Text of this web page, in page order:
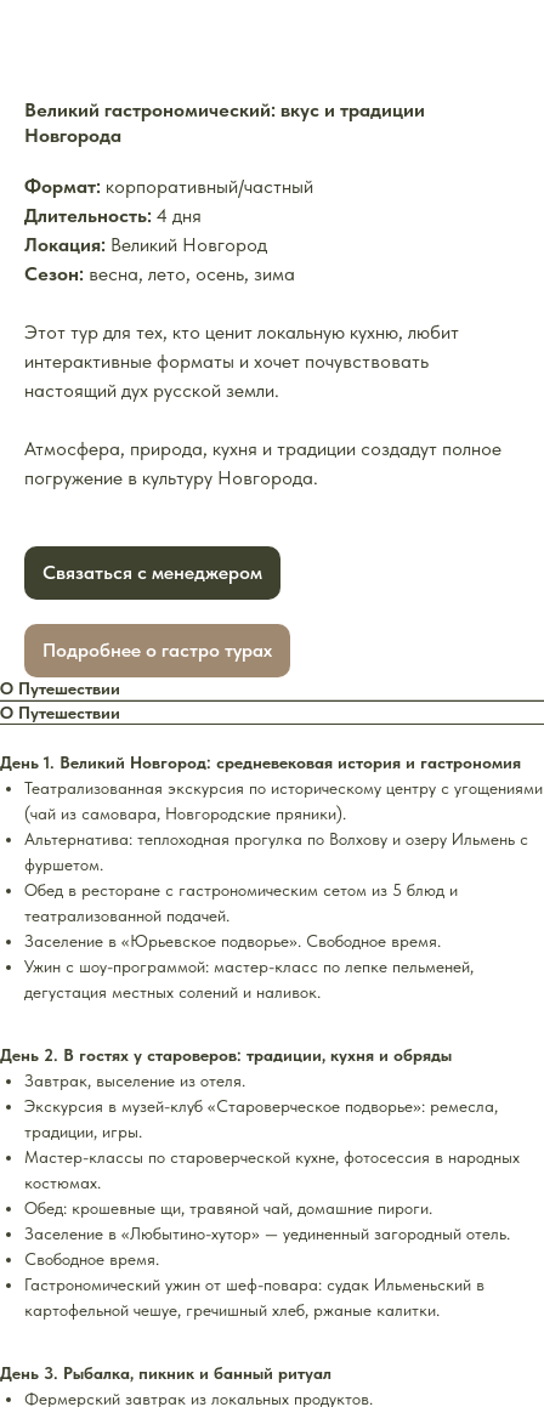
Великий гастрономический: вкус и традиции
Новгорода
Формат: корпоративный/частный
Длительность: 4 дня
Локация: Великий Новгород
Сезон: весна, лето, осень, зима
Этот тур для тех, кто ценит локальную кухню, любит
интерактивные форматы и хочет почувствовать
настоящий дух русской земли.
Атмосфера, природа, кухня и традиции создадут полное
погружение в культуру Новгорода.
Связаться с менеджером
Подробнее о гастро турах
О Путешествии
О Путешествии
День 1. Великий Новгород: средневековая история и гастрономия
Театрализованная экскурсия по историческому центру с угощениями
(чай из самовара, Новгородские пряники).
Альтернатива: теплоходная прогулка по Волхову и озеру Ильмень с
фуршетом.
Обед в ресторане с гастрономическим сетом из 5 блюд и
театрализованной подачей.
Заселение в «Юрьевское подворье». Свободное время.
Ужин с шоу-программой: мастер-класс по лепке пельменей,
дегустация местных солений и наливок.
День 2. В гостях у староверов: традиции, кухня и обряды
Завтрак, выселение из отеля.
Экскурсия в музей-клуб «Староверческое подворье»: ремесла,
традиции, игры.
Мастер-классы по староверческой кухне, фотосессия в народных
костюмах.
Обед: крошевные щи, травяной чай, домашние пироги.
Заселение в «Любытино-хутор» — уединенный загородный отель.
Свободное время.
Гастрономический ужин от шеф-повара: судак Ильменьский в
картофельной чешуе, гречишный хлеб, ржаные калитки.
День 3. Рыбалка, пикник и банный ритуал
Фермерский завтрак из локальных продуктов.